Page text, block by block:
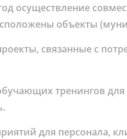
осуществление
объекты
связанные с
тренингов
для персонала,